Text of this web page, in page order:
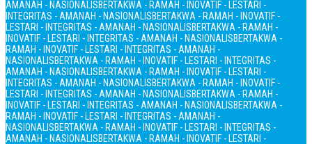
AMANAH - NASIONALISBERTAKWA - RAMAH - INOVATIF - LESTARI -
INTEGRITAS - AMANAH - NASIONALISBERTAKWA - RAMAH - INOVATIF -
LESTARI - INTEGRITAS - AMANAH - NASIONALISBERTAKWA - RAMAH -
INOVATIF - LESTARI - INTEGRITAS - AMANAH - NASIONALISBERTAKWA -
RAMAH - INOVATIF - LESTARI - INTEGRITAS - AMANAH -
NASIONALISBERTAKWA - RAMAH - INOVATIF - LESTARI - INTEGRITAS -
AMANAH - NASIONALISBERTAKWA - RAMAH - INOVATIF - LESTARI -
INTEGRITAS - AMANAH - NASIONALISBERTAKWA - RAMAH - INOVATIF -
LESTARI - INTEGRITAS - AMANAH - NASIONALISBERTAKWA - RAMAH -
INOVATIF - LESTARI - INTEGRITAS - AMANAH - NASIONALISBERTAKWA -
RAMAH - INOVATIF - LESTARI - INTEGRITAS - AMANAH -
NASIONALISBERTAKWA - RAMAH - INOVATIF - LESTARI - INTEGRITAS -
AMANAH - NASIONALISBERTAKWA - RAMAH - INOVATIF - LESTARI -